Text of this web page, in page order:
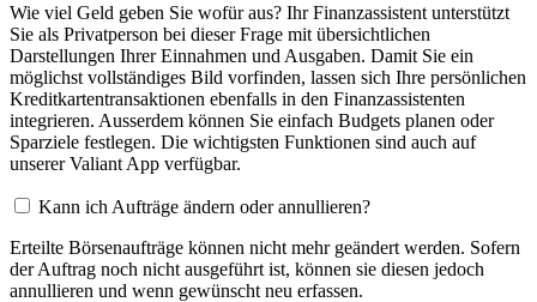
Wie viel Geld geben Sie wofür aus? Ihr Finanzassistent unterstützt
Sie als Privatperson bei dieser Frage mit übersichtlichen
Darstellungen Ihrer Einnahmen und Ausgaben. Damit Sie ein
möglichst vollständiges Bild vorfinden, lassen sich Ihre persönlichen
Kreditkartentransaktionen ebenfalls in den Finanzassistenten
integrieren. Ausserdem können Sie einfach Budgets planen oder
Sparziele festlegen. Die wichtigsten Funktionen sind auch auf
unserer Valiant App verfügbar.
Kann ich Aufträge ändern oder annullieren?
Erteilte Börsenaufträge können nicht mehr geändert werden. Sofern
der Auftrag noch nicht ausgeführt ist, können sie diesen jedoch
annullieren und wenn gewünscht neu erfassen.